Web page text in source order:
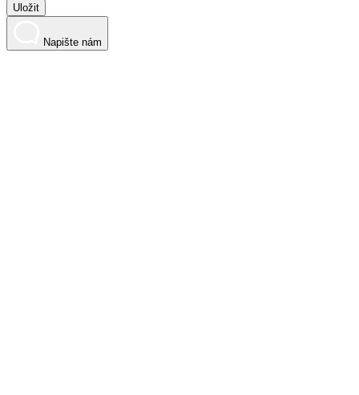
Uložit
Napište nám